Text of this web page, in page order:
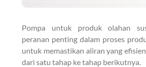
Pompa untuk produk olahan
peranan penting dalam proses
untuk memastikan aliran yang
dari satu tahap ke tahap berikutnya.